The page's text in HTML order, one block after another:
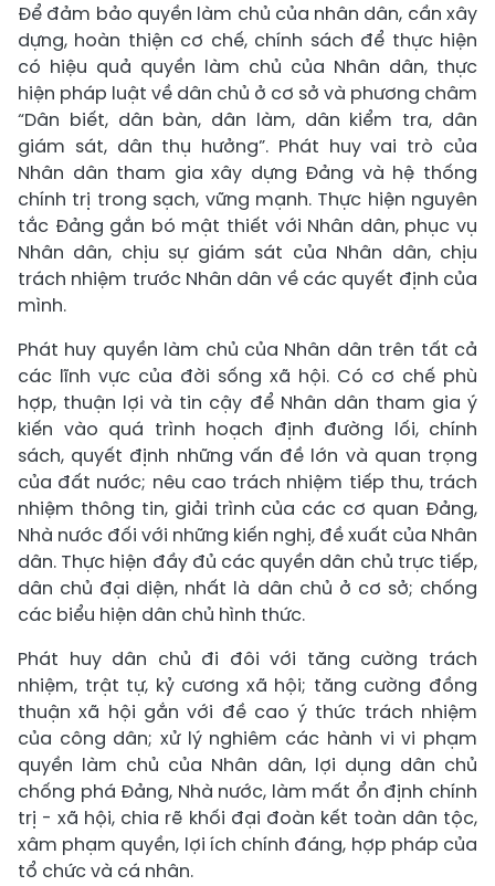
Để đảm bảo quyền làm chủ của nhân dân, cần xây
dựng, hoàn thiện cơ chế, chính sách để thực hiện
có hiệu quả quyền làm chủ của Nhân dân, thực
hiện pháp luật về dân chủ ở cơ sở và phương châm
“Dân biết, dân bàn, dân làm, dân kiểm tra, dân
giám sát, dân thụ hưởng”. Phát huy vai trò của
Nhân dân tham gia xây dựng Đảng và hệ thống
chính trị trong sạch, vững mạnh. Thực hiện nguyên
tắc Đảng gắn bó mật thiết với Nhân dân, phục vụ
Nhân dân, chịu sự giám sát của Nhân dân, chịu
trách nhiệm trước Nhân dân về các quyết định của
mình.
Phát huy quyền làm chủ của Nhân dân trên tất cả
các lĩnh vực của đời sống xã hội. Có cơ chế phù
hợp, thuận lợi và tin cậy để Nhân dân tham gia ý
kiến vào quá trình hoạch định đường lối, chính
sách, quyết định những vấn đề lớn và quan trọng
của đất nước; nêu cao trách nhiệm tiếp thu, trách
nhiệm thông tin, giải trình của các cơ quan Đảng,
Nhà nước đối với những kiến nghị, đề xuất của Nhân
dân. Thực hiện đầy đủ các quyền dân chủ trực tiếp,
dân chủ đại diện, nhất là dân chủ ở cơ sở; chống
các biểu hiện dân chủ hình thức.
Phát huy dân chủ đi đôi với tăng cường trách
nhiệm, trật tự, kỷ cương xã hội; tăng cường đồng
thuận xã hội gắn với đề cao ý thức trách nhiệm
của công dân; xử lý nghiêm các hành vi vi phạm
quyền làm chủ của Nhân dân, lợi dụng dân chủ
chống phá Đảng, Nhà nước, làm mất ổn định chính
trị - xã hội, chia rẽ khối đại đoàn kết toàn dân tộc,
xâm phạm quyền, lợi ích chính đáng, hợp pháp của
tổ chức và cá nhân.